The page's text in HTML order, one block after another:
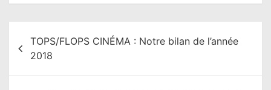
TOPS/FLOPS CINÉMA : Notre bilan de l’année
2018